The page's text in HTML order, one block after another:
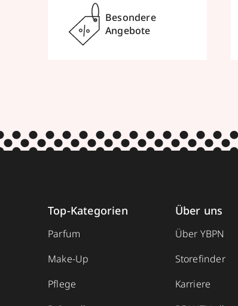
Besondere
Angebote
Top-Kategorien
Parfum
Make-Up
Pflege
Über uns
Über YBPN
Storefinder
Karriere